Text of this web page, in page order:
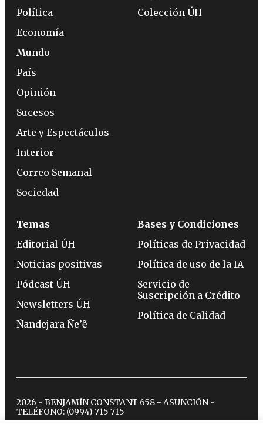
Política
Economía
Mundo
País
Opinión
Sucesos
Arte y Espectáculos
Interior
Correo Semanal
Sociedad
Colección ÚH
Temas
Editorial ÚH
Noticias positivas
Pódcast ÚH
Newsletters ÚH
Ñandejara Ñe’ẽ
Bases y Condiciones
Políticas de Privacidad
Política de uso de la IA
Servicio de
Suscripción a Crédito
Política de Calidad
2026 - BENJAMÍN CONSTANT 658 - ASUNCIÓN -
TELÉFONO: (0994) 715 715